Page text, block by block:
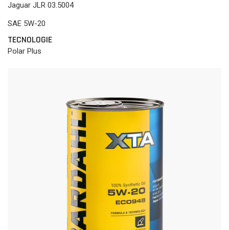
Jaguar JLR 03.5004
SAE 5W-20
TECNOLOGIE
Polar Plus